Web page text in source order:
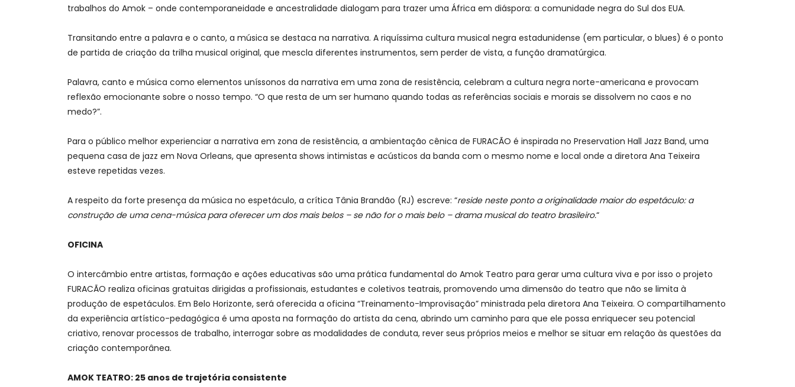
trabalhos do Amok – onde contemporaneidade e ancestralidade dialogam para trazer uma África em diáspora: a comunidade negra do Sul dos EUA.
Transitando entre a palavra e o canto, a música se destaca na narrativa. A riquíssima cultura musical negra estadunidense (em particular, o blues) é o ponto
de partida de criação da trilha musical original, que mescla diferentes instrumentos, sem perder de vista, a função dramatúrgica.
Palavra, canto e música como elementos uníssonos da narrativa em uma zona de resistência, celebram a cultura negra norte-americana e provocam
reflexão emocionante sobre o nosso tempo. “O que resta de um ser humano quando todas as referências sociais e morais se dissolvem no caos e no
medo?”.
Para o público melhor experienciar a narrativa em zona de resistência, a ambientação cênica de FURACÃO é inspirada no Preservation Hall Jazz Band, uma
pequena casa de jazz em Nova Orleans, que apresenta shows intimistas e acústicos da banda com o mesmo nome e local onde a diretora Ana Teixeira
esteve repetidas vezes.
A respeito da forte presença da música no espetáculo, a crítica Tânia Brandão (RJ) escreve: “reside neste ponto a originalidade maior do espetáculo: a
construção de uma cena-música para oferecer um dos mais belos – se não for o mais belo – drama musical do teatro brasileiro.“
OFICINA
O intercâmbio entre artistas, formação e ações educativas são uma prática fundamental do Amok Teatro para gerar uma cultura viva e por isso o projeto
FURACÃO realiza oficinas gratuitas dirigidas a profissionais, estudantes e coletivos teatrais, promovendo uma dimensão do teatro que não se limita à
produção de espetáculos. Em Belo Horizonte, será oferecida a oficina “Treinamento-Improvisação” ministrada pela diretora Ana Teixeira. O compartilhamento
da experiência artístico-pedagógica é uma aposta na formação do artista da cena, abrindo um caminho para que ele possa enriquecer seu potencial
criativo, renovar processos de trabalho, interrogar sobre as modalidades de conduta, rever seus próprios meios e melhor se situar em relação às questões da
criação contemporânea.
AMOK TEATRO: 25 anos de trajetória consistente